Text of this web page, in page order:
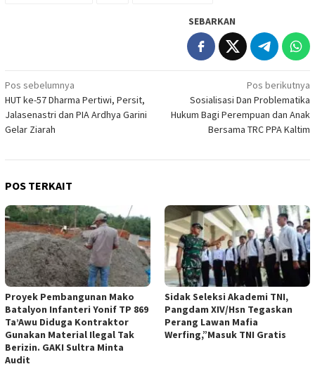
SEBARKAN
Navigasi
pos
Pos sebelumnya
HUT ke-57 Dharma Pertiwi, Persit,
Jalasenastri dan PIA Ardhya Garini
Gelar Ziarah
Pos berikutnya
Sosialisasi Dan Problematika
Hukum Bagi Perempuan dan Anak
Bersama TRC PPA Kaltim
POS TERKAIT
Proyek Pembangunan Mako
Batalyon Infanteri Yonif TP 869
Ta’Awu Diduga Kontraktor
Gunakan Material Ilegal Tak
Berizin. GAKI Sultra Minta
Audit
Sidak Seleksi Akademi TNI,
Pangdam XIV/Hsn Tegaskan
Perang Lawan Mafia
Werfing,”Masuk TNI Gratis